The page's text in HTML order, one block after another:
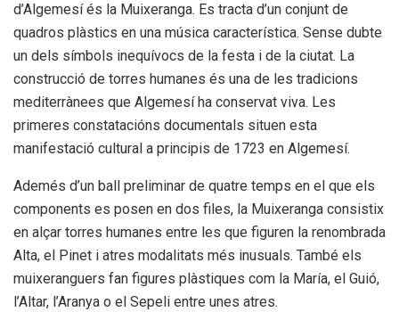
d’Algemesí és la Muixeranga. Es tracta d’un conjunt de
quadros plàstics en una música característica. Sense dubte
un dels símbols inequívocs de la festa i de la ciutat. La
construcció de torres humanes és una de les tradicions
mediterrànees que Algemesí ha conservat viva. Les
primeres constatacións documentals situen esta
manifestació cultural a principis de 1723 en Algemesí.
Ademés d’un ball preliminar de quatre temps en el que els
components es posen en dos files, la Muixeranga consistix
en alçar torres humanes entre les que figuren la renombrada
Alta, el Pinet i atres modalitats més inusuals. També els
muixeranguers fan figures plàstiques com la María, el Guió,
l’Altar, l’Aranya o el Sepeli entre unes atres.